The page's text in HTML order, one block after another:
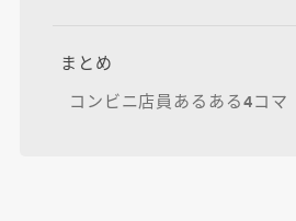
まとめ
コンビニ店員あるある4コマ